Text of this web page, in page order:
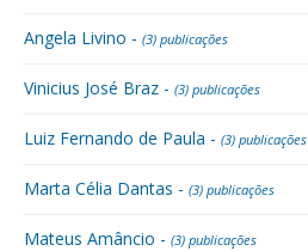
Angela Livino - (3) publicações
Vinicius José Braz - (3) publicações
Luiz Fernando de Paula - (3) publicações
Marta Célia Dantas - (3) publicações
Mateus Amâncio - (3) publicações